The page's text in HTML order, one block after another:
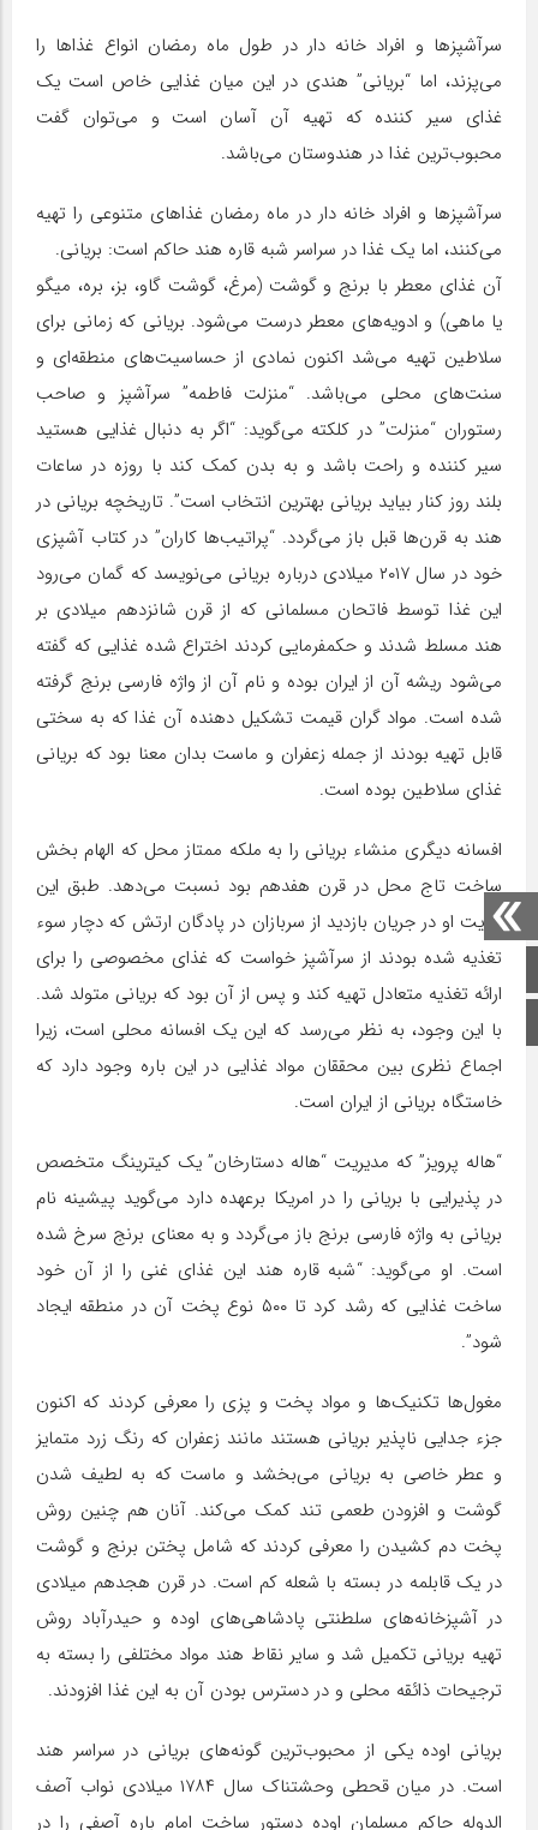
صفحه اصلی
اینستاگرام
سرآشپز‌ها و افراد خانه دار در طول ماه رمضان انواع غذا‌ها را
می‌پزند، اما “بریانی” هندی در این میان غذایی خاص است یک
غذای سیر کننده که تهیه آن آسان است و می‌توان گفت
محبوب‌ترین غذا در هندوستان می‌باشد.
سرآشپز‌ها و افراد خانه دار در ماه رمضان غذا‌های متنوعی را تهیه
می‌کنند، اما یک غذا در سراسر شبه قاره هند حاکم است: بریانی.
آن غذای معطر با برنج و گوشت (مرغ، گوشت گاو، بز، بره، میگو
یا ماهی) و ادویه‌های معطر درست می‌شود. بریانی که زمانی برای
سلاطین تهیه می‌شد اکنون نمادی از حساسیت‌های منطقه‌ای و
سنت‌های محلی می‌باشد. “منزلت فاطمه” سرآشپز و صاحب
رستوران “منزلت” در کلکته می‌گوید: “اگر به دنبال غذایی هستید
سیر کننده و راحت باشد و به بدن کمک کند با روزه در ساعات
بلند روز کنار بیاید بریانی بهترین انتخاب است”. تاریخچه بریانی در
هند به قرن‌ها قبل باز می‌گردد. “پراتیب‌ها کاران” در کتاب آشپزی
خود در سال ۲۰۱۷ میلادی درباره بریانی می‌نویسد که گمان می‌رود
این غذا توسط فاتحان مسلمانی که از قرن شانزدهم میلادی بر
هند مسلط شدند و حکمفرمایی کردند اختراع شده غذایی که گفته
می‌شود ریشه آن از ایران بوده و نام آن از واژه فارسی برنج گرفته
شده است. مواد گران قیمت تشکیل دهنده آن غذا که به سختی
قابل تهیه بودند از جمله زعفران و ماست بدان معنا بود که بریانی
غذای سلاطین بوده است.
افسانه دیگری منشاء بریانی را به ملکه ممتاز محل که الهام بخش
ساخت تاج محل در قرن هفدهم بود نسبت می‌دهد. طبق این
روایت او در جریان بازدید از سربازان در پادگان ارتش که دچار سوء
تغذیه شده بودند از سرآشپز خواست که غذای مخصوصی را برای
ارائه تغذیه متعادل تهیه کند و پس از آن بود که بریانی متولد شد.
با این وجود، به نظر می‌رسد که این یک افسانه محلی است، زیرا
اجماع نظری بین محققان مواد غذایی در این باره وجود دارد که
خاستگاه بریانی از ایران است.
“هاله پرویز” که مدیریت “هاله دستارخان” یک کیترینگ متخصص
در پذیرایی با بریانی را در امریکا برعهده دارد می‌گوید پیشینه نام
بریانی به واژه فارسی برنج باز می‌گردد و به معنای برنج سرخ شده
است. او می‌گوید: “شبه قاره هند این غذای غنی را از آن خود
ساخت غذایی که رشد کرد تا ۵۰۰ نوع پخت آن در منطقه ایجاد
شود”.
مغول‌ها تکنیک‌ها و مواد پخت و پزی را معرفی کردند که اکنون
جزء جدایی ناپذیر بریانی هستند مانند زعفران که رنگ زرد متمایز
و عطر خاصی به بریانی می‌بخشد و ماست که به لطیف شدن
گوشت و افزودن طعمی تند کمک می‌کند. آنان هم چنین روش
پخت دم کشیدن را معرفی کردند که شامل پختن برنج و گوشت
در یک قابلمه در بسته با شعله کم است. در قرن هجدهم میلادی
در آشپزخانه‌های سلطنتی پادشاهی‌های اوده و حیدرآباد روش
تهیه بریانی تکمیل شد و سایر نقاط هند مواد مختلفی را بسته به
ترجیحات ذائقه محلی و در دسترس بودن آن به این غذا افزودند.
بریانی اوده یکی از محبوب‌ترین گونه‌های بریانی در سراسر هند
است. در میان قحطی وحشتناک سال ۱۷۸۴ میلادی نواب آصف
الدوله حاکم مسلمان اوده دستور ساخت امام باره آصفی را در